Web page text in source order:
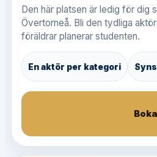
Den här platsen är ledig för dig
Övertorneå. Bli den tydliga
föräldrar planerar studenten.
En aktör per kategori